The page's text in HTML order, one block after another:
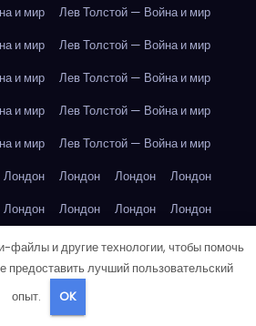
и мир
Лев Толстой — Война и мир
и мир
Лев Толстой — Война и мир
и мир
Лев Толстой — Война и мир
и мир
Лев Толстой — Война и мир
и мир
Лев Толстой — Война и мир
Лондон Лондон Лондон
Лондон
Лондон Лондон Лондон
Лондон
Лондон Лондон Лондон
Лондон
Лондон Лондон
Лос-Анджелес
файлы и другие технологии, чтобы помочь
предоставить лучший пользовательский
опыт.
OK